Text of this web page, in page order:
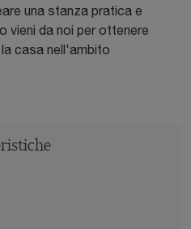
una stanza pratica e
vieni da noi per ottenere
casa nell'ambito